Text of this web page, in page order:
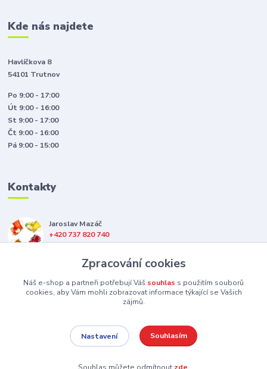
Kde nás najdete
Havlíčkova 8
54101 Trutnov
Po 9:00 - 17:00
Út 9:00 - 16:00
St 9:00 - 17:00
Čt 9:00 - 16:00
Pá 9:00 - 15:00
Kontakty
Jaroslav Mazáč
+420 737 820 740
(Po-Pá, 8-16 hod.)
jsme@hotappleshop.cz
Upravit sběr cookies.
Zpracování cookies
Náš e-shop a partneři potřebují Váš souhlas s použitím souborů
cookies, aby Vám mohli zobrazovat informace týkající se Vašich
zájmů.
Nastavení Souhlasím
Souhlas můžete odmítnout zde